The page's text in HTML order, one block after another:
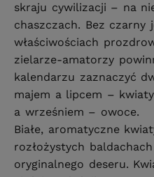
skraju cywilizacji – na
chaszczach. Bez czarny
właściwościach
zielarze-amatorzy
kalendarzu zaznaczyć
majem a lipcem –
a wrześniem – owoce.
Białe, aromatyczne
rozłożystych
oryginalnego deseru.